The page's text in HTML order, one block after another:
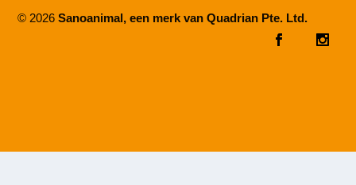
© 2026Sanoanimal, een merk van Quadrian Pte. Ltd.